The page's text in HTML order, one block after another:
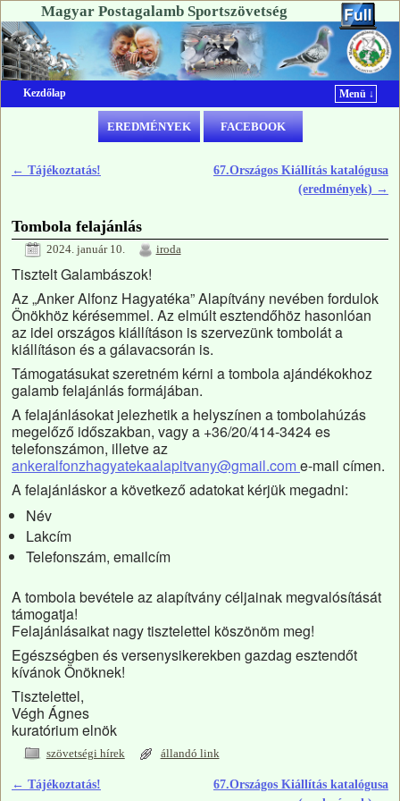
Magyar Postagalamb Sportszövetség
Kezdőlap Menü ↓
Ugrás a főtartalomra
Ugrás a másodlagos tartalomra
EREDMÉNYEK FACEBOOK
Bejegyzés navigáció
← Tájékoztatás!
67.Országos Kiállítás katalógusa
(eredmények) →
Tombola felajánlás
2024. január 10. iroda
Tisztelt Galambászok!
Az „Anker Alfonz Hagyatéka” Alapítvány nevében fordulok
Önökhöz kérésemmel. Az elmúlt esztendőhöz hasonlóan
az idei országos kiállításon is szervezünk tombolát a
kiállításon és a gálavacsorán is.
Támogatásukat szeretném kérni a tombola ajándékokhoz
galamb felajánlás formájában.
A felajánlásokat jelezhetik a helyszínen a tombolahúzás
megelőző időszakban, vagy a +36/20/414-3424 es
telefonszámon, illetve az
ankeralfonzhagyatekaalapitvany@gmail.com e-mail címen.
A felajánláskor a következő adatokat kérjük megadni:
Név
Lakcím
Telefonszám, emailcím
A tombola bevétele az alapítvány céljainak megvalósítását
támogatja!
Felajánlásaikat nagy tisztelettel köszönöm meg!
Egészségben és versenysikerekben gazdag esztendőt
kívánok Önöknek!
Tisztelettel,
Végh Ágnes
kuratórium elnök
szövetségi hírek állandó link
Bejegyzés navigáció
← Tájékoztatás!
67.Országos Kiállítás katalógusa